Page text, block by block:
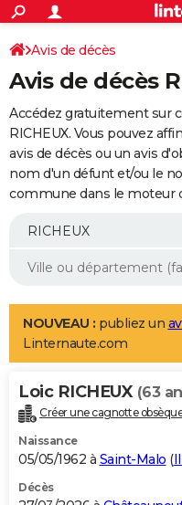
ACTUALITÉS
Politique
Société
Faits Divers
Education
Monde
Villes
+
SPORT
Coupe du monde 2026
Football
Tennis
Cyclisme
Rugby
Forum
Programme TV
TNT
Streaming
Cinéma
Sorties cinéma
Musique
+
FINANCE
Retraite
Epargne
Immobilier
Risques naturels par ville
Banque
Assurance
AUTO
Essais
Réserver un essai
Citadines
Berlines
SUV
Forum auto
+
Mobiles
Meilleur smartphone
Internet
Ordinateurs
Jeux vidéo
Guide high-tech
Aménagement intérieur
LIFESTYLE
Art de vivre
Bien-être
Loisirs
Mode
Modes de vie
Alimentation
Guide de la santé
Maladies
Médicaments
Sommeil
VOYAGE
Destinations
City break
Voyage nature
Voyage de noces
Forum
Climat
+PHOTO
GUIDES D'ACHAT
Avis de décès
Avis de décès
Accédez gratuitement sur
RICHEUX. Vous pouvez
avis de décès ou un avis
nom d'un défunt et/ou le
commune dans le moteur
NOUVEAU : publiez un
Linternaute.com
Loic RICHEUX (63
Créer une cagnotte
Naissance
05/05/1962 à Saint-Malo (
Décès